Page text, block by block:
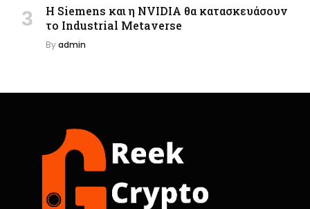
Η Siemens και η NVIDIA θα κατασκευάσουν
το Industrial Metaverse
Byadmin